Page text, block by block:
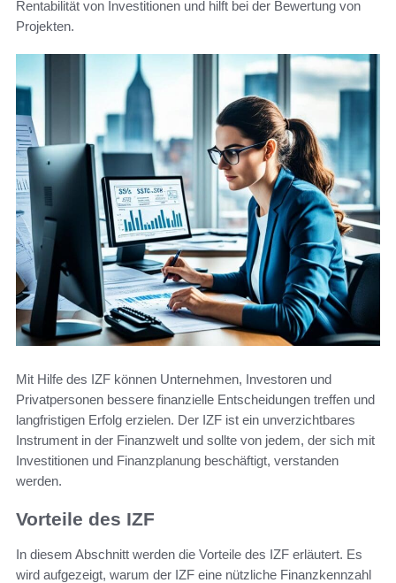
Rentabilität von Investitionen und hilft bei der Bewertung von
Projekten.
Mit Hilfe des IZF können Unternehmen, Investoren und
Privatpersonen bessere finanzielle Entscheidungen treffen und
langfristigen Erfolg erzielen. Der IZF ist ein unverzichtbares
Instrument in der Finanzwelt und sollte von jedem, der sich mit
Investitionen und Finanzplanung beschäftigt, verstanden
werden.
Vorteile des IZF
In diesem Abschnitt werden die Vorteile des IZF erläutert. Es
wird aufgezeigt, warum der IZF eine nützliche Finanzkennzahl